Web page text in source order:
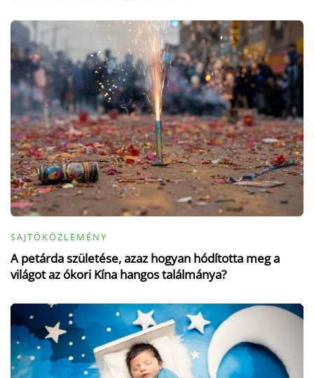
SAJTÓKÖZLEMÉNY
A petárda születése, azaz hogyan hódította meg a
világot az ókori Kína hangos találmánya?